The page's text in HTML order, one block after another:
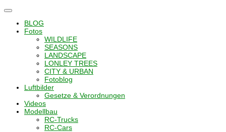
Navigation
umschalten
BLOG
Fotos
WILDLIFE
SEASONS
LANDSCAPE
LONLEY TREES
CITY & URBAN
Fotoblog
Luftbilder
Gesetze & Verordnungen
Videos
Modellbau
RC-Trucks
RC-Cars